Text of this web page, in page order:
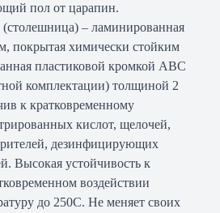
пол от царапин.
(столешница) – ламинированная
покрытая химически стойким
пластиковой кромкой АВС
комплектации) толщиной 2
к кратковременному
кислот, щелочей,
дезинфицирующих
Высокая устойчивость к
воздействии
до 250С. Не меняет своих